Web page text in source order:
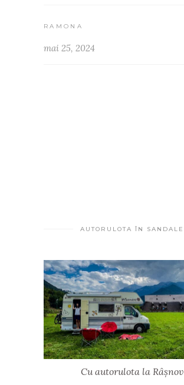
RAMONA
mai 25, 2024
AUTORULOTA ÎN SANDALE
Cu autorulota la Râșnov